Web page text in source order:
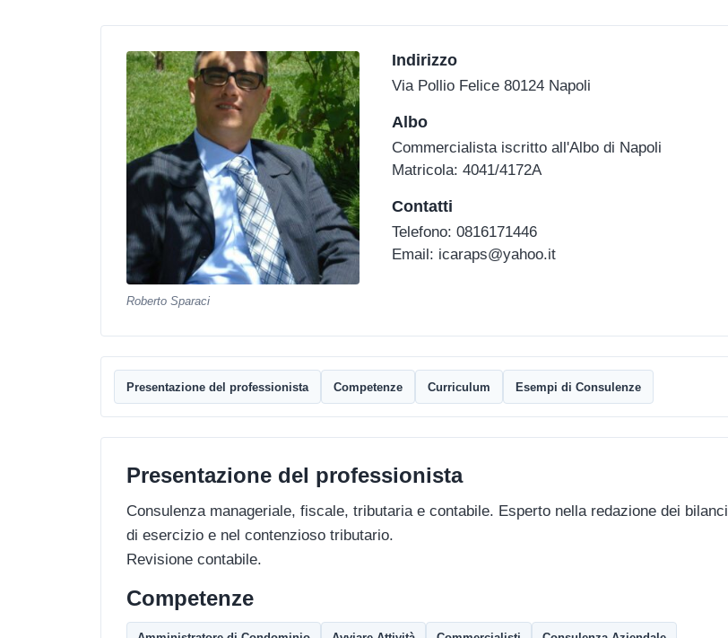
Roberto Sparaci
Indirizzo
Via Pollio Felice 80124 Napoli
Albo
Commercialista iscritto all'Albo di Napoli
Matricola: 4041/4172A
Contatti
Telefono: 0816171446
Email: icaraps@yahoo.it
Presentazione del professionista Competenze Curriculum Esempi di Consulenze
Presentazione del professionista
Consulenza manageriale, fiscale, tributaria e contabile. Esperto nella redazione dei bilanci
di esercizio e nel contenzioso tributario.
Revisione contabile.
Competenze